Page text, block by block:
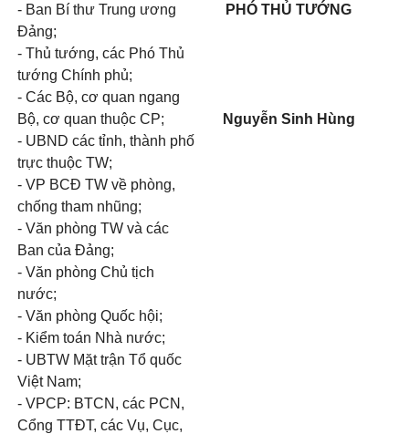
- Ban Bí thư Trung ương
Đảng;
- Thủ tướng, các Phó Thủ
tướng Chính phủ;
- Các Bộ, cơ quan ngang
Bộ, cơ quan thuộc CP;
- UBND các tỉnh, thành phố
trực thuộc TW;
- VP BCĐ TW về phòng,
chống tham nhũng;
- Văn phòng TW và các
Ban của Đảng;
- Văn phòng Chủ tịch
nước;
- Văn phòng Quốc hội;
- Kiểm toán Nhà nước;
- UBTW Mặt trận Tổ quốc
Việt Nam;
- VPCP: BTCN, các PCN,
Cổng TTĐT, các Vụ, Cục,
PHÓ THỦ TƯỚNG
Nguyễn Sinh Hùng